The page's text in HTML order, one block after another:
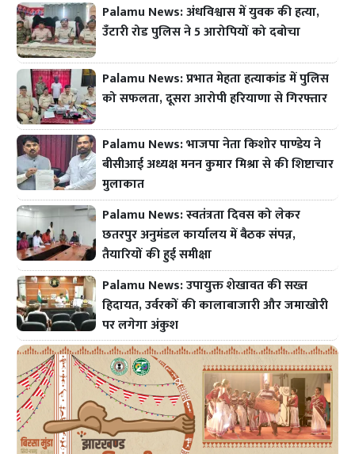
Palamu News: अंधविश्वास में युवक की हत्या,
उँटारी रोड पुलिस ने 5 आरोपियों को दबोचा
Palamu News: प्रभात मेहता हत्याकांड में पुलिस
को सफलता, दूसरा आरोपी हरियाणा से गिरफ्तार
Palamu News: भाजपा नेता किशोर पाण्डेय ने
बीसीआई अध्यक्ष मनन कुमार मिश्रा से की शिष्टाचार
मुलाकात
Palamu News: स्वतंत्रता दिवस को लेकर
छतरपुर अनुमंडल कार्यालय में बैठक संपन्न,
तैयारियों की हुई समीक्षा
Palamu News: उपायुक्त शेखावत की सख्त
हिदायत, उर्वरकों की कालाबाजारी और जमाखोरी
पर लगेगा अंकुश